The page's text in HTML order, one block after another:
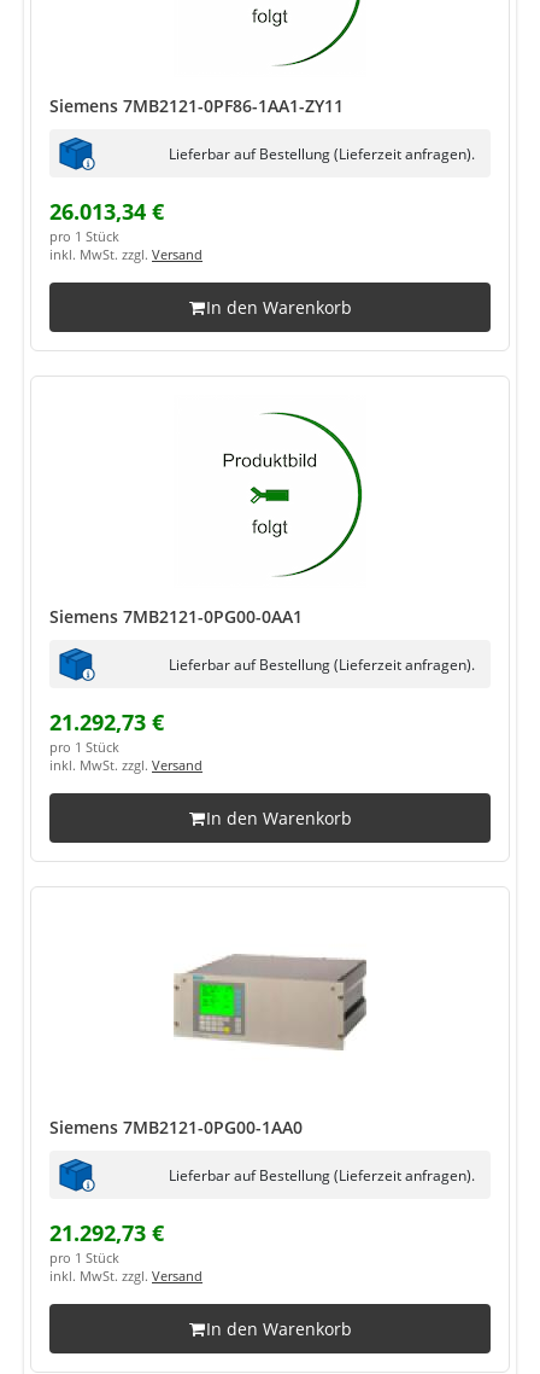
Siemens 7MB2121-0PF86-1AA1-ZY11
Lieferbar auf Bestellung (Lieferzeit anfragen).
26.013,34 €
pro 1 Stück
inkl. MwSt. zzgl. Versand
In den Warenkorb
Siemens 7MB2121-0PG00-0AA1
Lieferbar auf Bestellung (Lieferzeit anfragen).
21.292,73 €
pro 1 Stück
inkl. MwSt. zzgl. Versand
In den Warenkorb
Siemens 7MB2121-0PG00-1AA0
Lieferbar auf Bestellung (Lieferzeit anfragen).
21.292,73 €
pro 1 Stück
inkl. MwSt. zzgl. Versand
In den Warenkorb